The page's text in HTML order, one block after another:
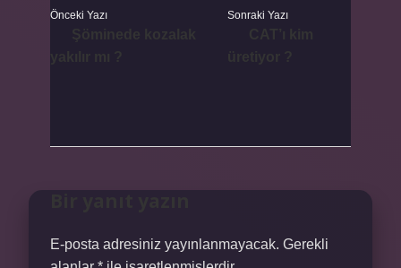
Önceki Yazı Sonraki Yazı
E-posta adresiniz yayınlanmayacak. Gerekli